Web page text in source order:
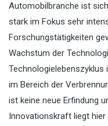
Automobilbranche ist
stark im Fokus sehr
Forschungstätigkeiten
Wachstum der
Technologielebenszyklus
im Bereich der
ist keine neue Erfindung
Innovationskraft liegt